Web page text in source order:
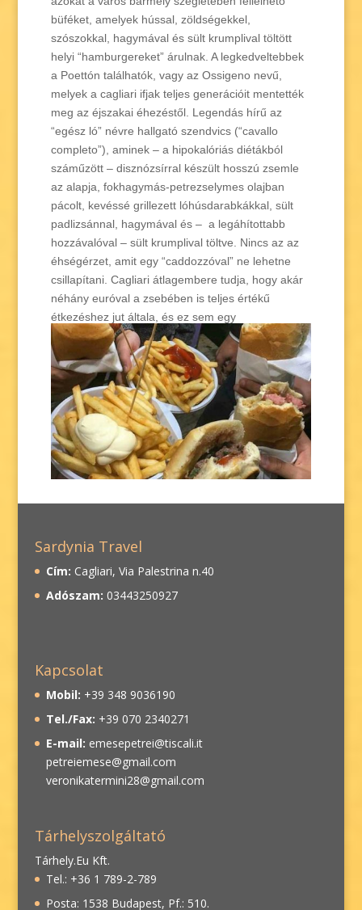
büféket, amelyek hússal, zöldségekkel,
szószokkal, hagymával és sült krumplival töltött
helyi “hamburgereket” árulnak. A legkedveltebbek
a Poettón találhatók, vagy az Ossigeno nevű,
melyek a cagliari ifjak teljes generációit mentették
meg az éjszakai éhezéstől. Legendás hírű az
“egész ló” névre hallgató szendvics (“cavallo
completo”), aminek – a hipokalóriás diétákból
száműzött – disznózsírral készült hosszú zsemle
az alapja, fokhagymás-petrezselymes olajban
pácolt, kevéssé grillezett lóhúsdarabkákkal, sült
padlizsánnal, hagymával és – a legáhítottabb
hozzávalóval – sült krumplival töltve. Nincs az az
éhségérzet, amit egy “caddozzóval” ne lehetne
csillapítani. Cagliari átlagembere tudja, hogy akár
néhány euróval a zsebében is teljes értékű
étkezéshez jut általa, és ez sem egy
elhanyagolandó dolog.
Sardynia Travel
Cím: Cagliari, Via Palestrina n.40
Adószam: 03443250927
Kapcsolat
Mobil: +39 348 9036190
Tel./Fax: +39 070 2340271
E-mail: emesepetrei@tiscali.it
petreiemese@gmail.com
veronikatermini28@gmail.com
Tárhelyszolgáltató
Tárhely.Eu Kft.
Tel.: +36 1 789-2-789
Posta: 1538 Budapest, Pf.: 510.